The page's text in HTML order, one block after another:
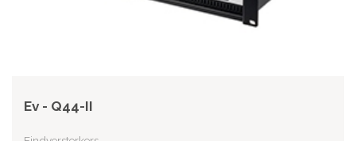
Ev - Q44-II